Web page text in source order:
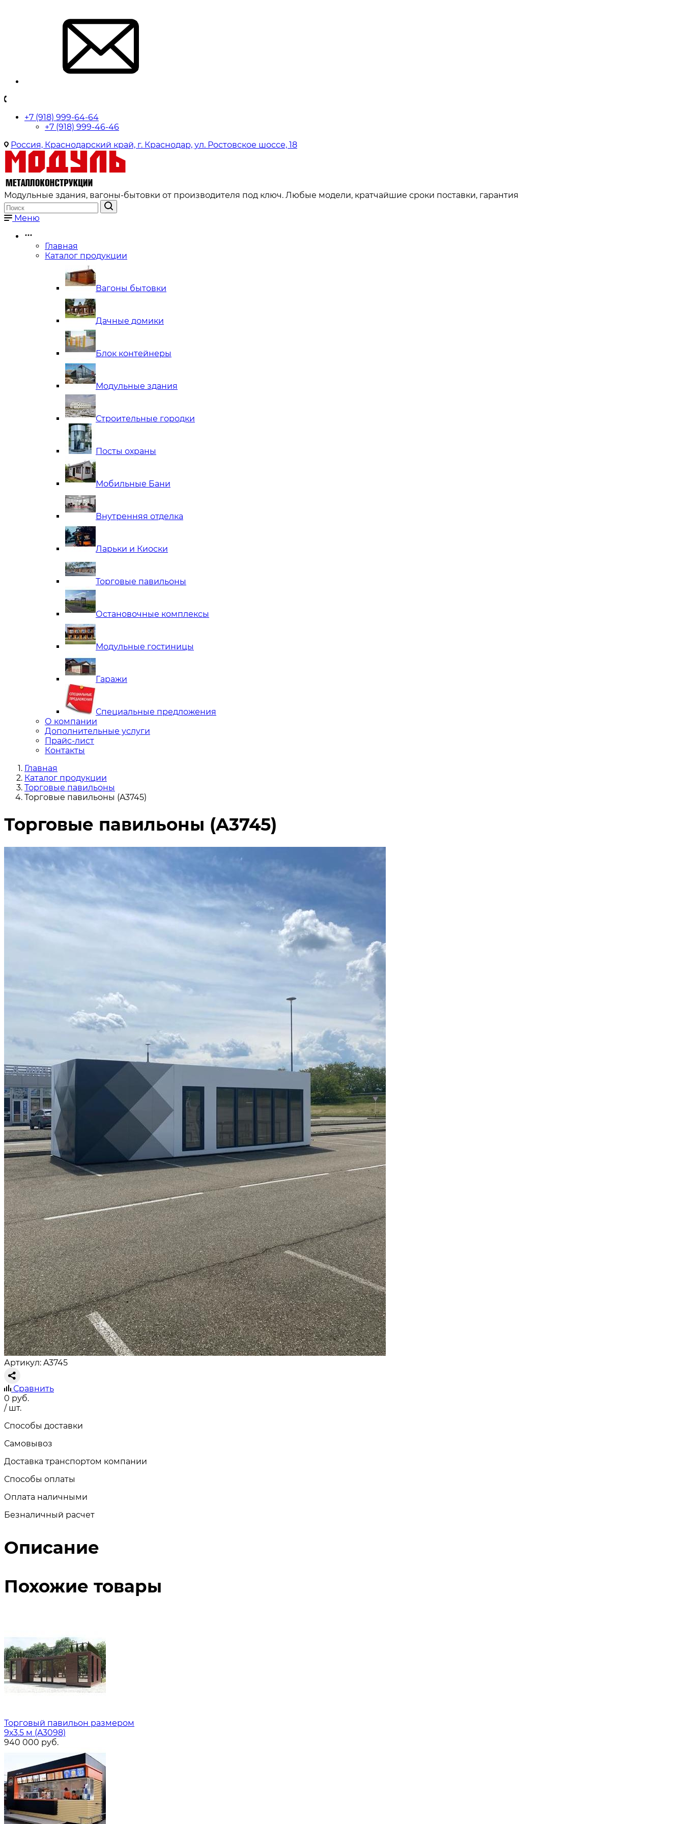
+7 (918) 999-64-64
+7 (918) 999-46-46
Россия, Краснодарский край, г. Краснодар, ул. Ростовское шоссе, 18
Модульные здания, вагоны-бытовки от производителя под ключ. Любые модели, кратчайшие сроки поставки, гарантия
Меню
Главная
Каталог продукции
Вагоны бытовки
Дачные домики
Блок контейнеры
Модульные здания
Строительные городки
Посты охраны
Мобильные Бани
Внутренняя отделка
Ларьки и Киоски
Торговые павильоны
Остановочные комплексы
Модульные гостиницы
Гаражи
Специальные предложения
О компании
Дополнительные услуги
Прайс-лист
Контакты
Главная
Каталог продукции
Торговые павильоны
Торговые павильоны (A3745)
Торговые павильоны (A3745)
Артикул: A3745
Сравнить
0 руб.
/ шт.
Способы доставки
Самовывоз
Доставка транспортом компании
Способы оплаты
Оплата наличными
Безналичный расчет
Описание
Похожие товары
Торговый павильон размером
9х3.5 м (A3098)
940 000 руб.